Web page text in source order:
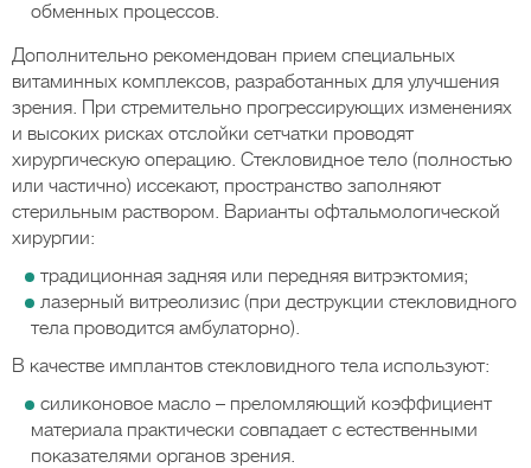
обменных процессов.
Дополнительно рекомендован прием специальных
витаминных комплексов, разработанных для улучшения
зрения. При стремительно прогрессирующих изменениях
и высоких рисках отслойки сетчатки проводят
хирургическую операцию. Стекловидное тело (полностью
или частично) иссекают, пространство заполняют
стерильным раствором. Варианты офтальмологической
хирургии:
традиционная задняя или передняя витрэктомия;
лазерный витреолизис (при деструкции стекловидного
тела проводится амбулаторно).
В качестве имплантов стекловидного тела используют:
силиконовое масло – преломляющий коэффициент
материала практически совпадает с естественными
показателями органов зрения.